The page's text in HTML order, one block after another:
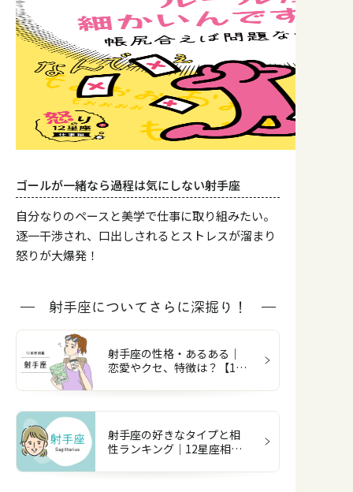
ゴールが一緒なら過程は気にしない射手座
自分なりのペースと美学で仕事に取り組みたい。
逐一干渉され、口出しされるとストレスが溜まり
怒りが大爆発！
射手座についてさらに深掘り！
射手座の性格・あるある｜
恋愛やクセ、特徴は？【12
射手座の好きなタイプと相
性ランキング｜12星座相性